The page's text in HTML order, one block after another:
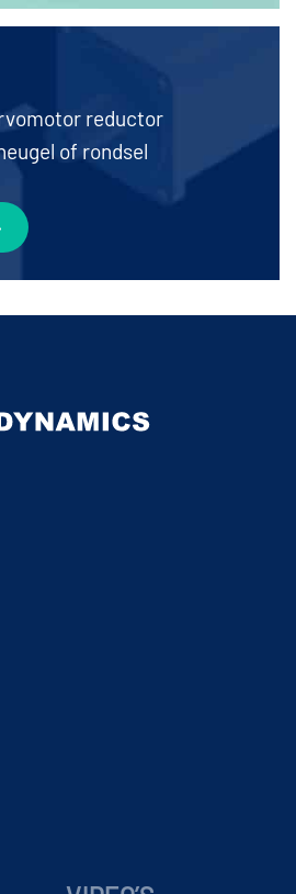
reductor
of rondsel